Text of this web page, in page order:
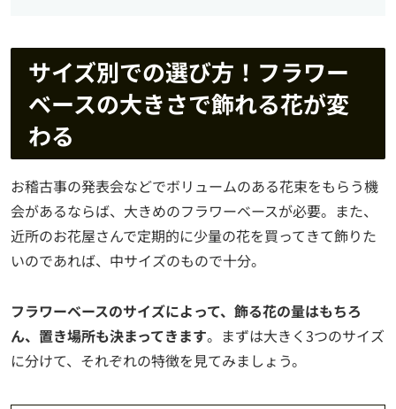
サイズ別での選び方！フラワー
ベースの大きさで飾れる花が変
わる
お稽古事の発表会などでボリュームのある花束をもらう機
会があるならば、大きめのフラワーベースが必要。また、
近所のお花屋さんで定期的に少量の花を買ってきて飾りた
いのであれば、中サイズのもので十分。
フラワーベースのサイズによって、飾る花の量はもちろ
ん、置き場所も決まってきます。まずは大きく3つのサイズ
に分けて、それぞれの特徴を見てみましょう。